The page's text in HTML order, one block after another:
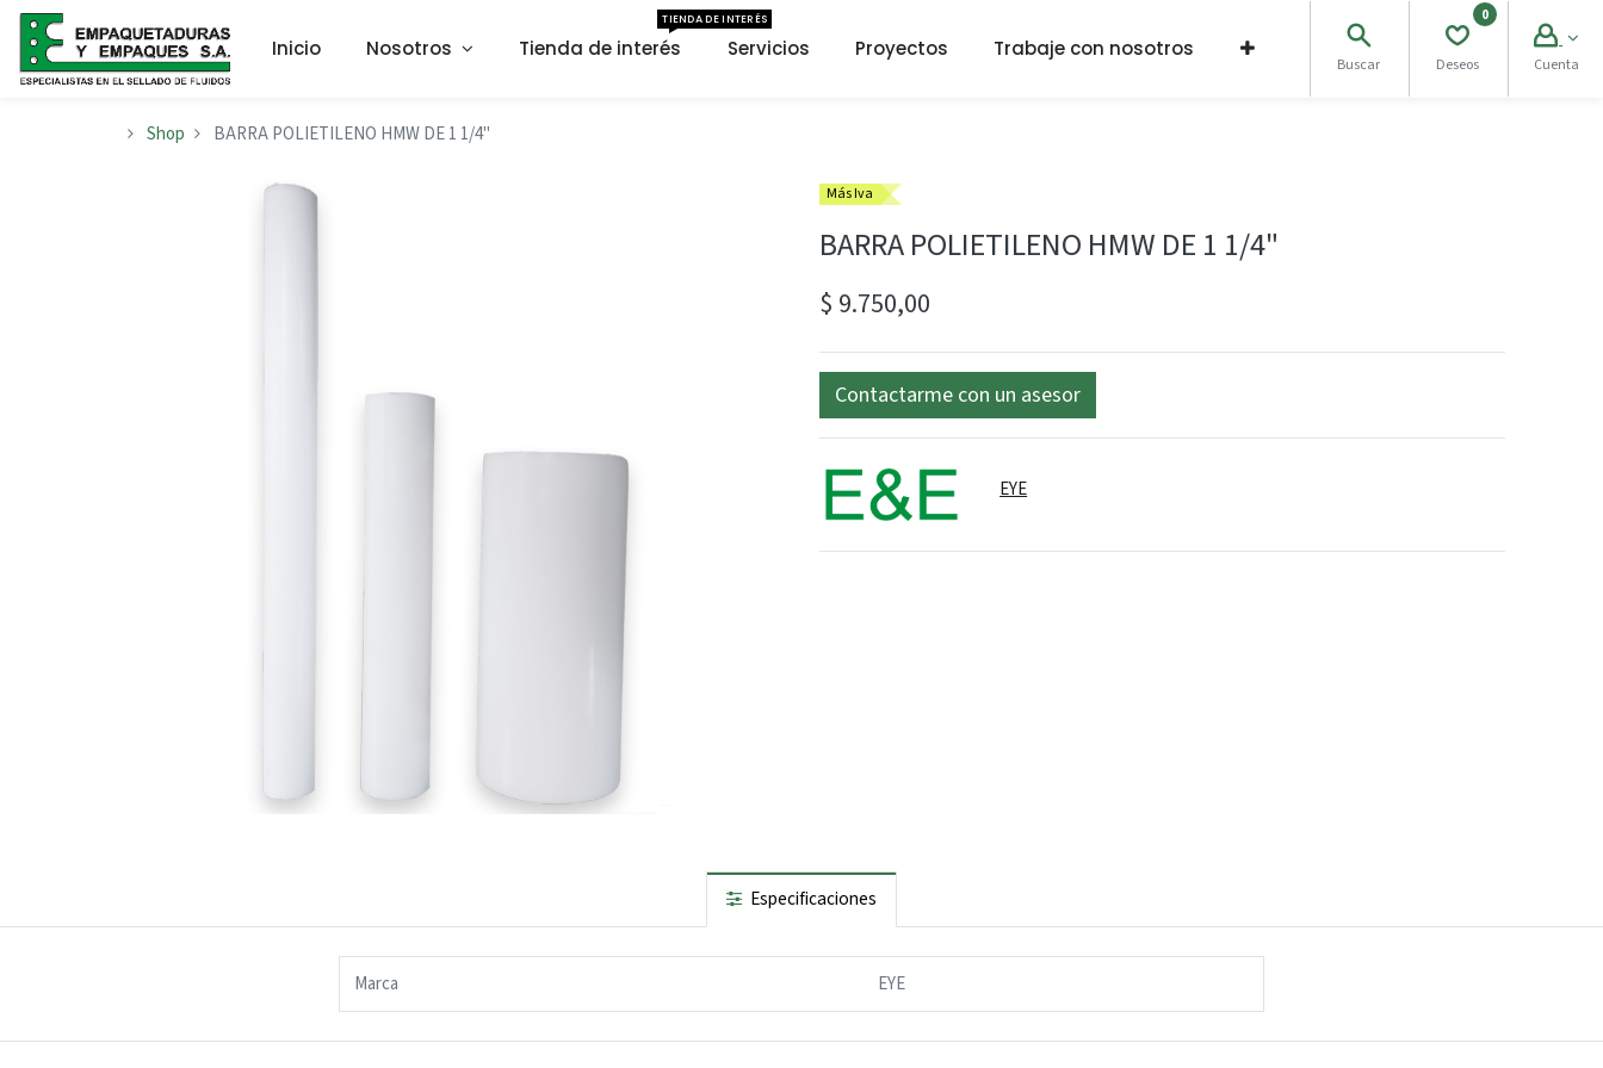
Inicio Nosotros Tienda de interés
TIENDA DE INTERÉS
Servicios Proyectos Trabaje con nosotros
Buscar
0
Deseos Cuenta
Shop BARRA POLIETILENO HMW DE 1 1/4"
Más Iva
BARRA POLIETILENO HMW DE 1 1/4"
$ 9.750,00
Contactarme con un asesor
EYE
Especificaciones
Marca EYE